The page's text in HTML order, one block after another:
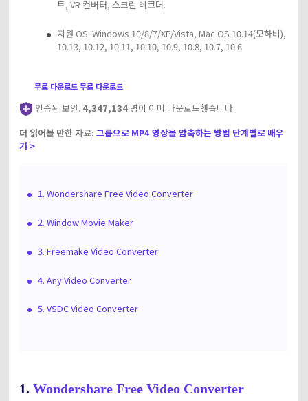
트, VR 컨버터, 스크린 레코더.
지원 OS: Windows 10/8/7/XP/Vista, Mac OS 10.14(모하비),
10.13, 10.12, 10.11, 10.10, 10.9, 10.8, 10.7, 10.6
무료 다운로드무료 다운로드
인증된 보안. 4,347,134명이 이미 다운로드했습니다.
더 읽어볼 만한 자료: 그룹으로 MP4 영상을 압축하는 방법 단계별로 배우
기 >
1. Wondershare Free Video Converter
2. Window Movie Maker
3. Freemake Video Converter
4. Any Video Converter
5. VSDC Video Converter
1. Wondershare Free Video Converter